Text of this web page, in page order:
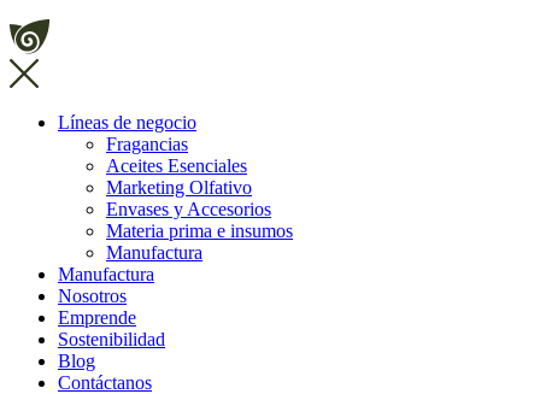
Líneas de negocio
Fragancias
Aceites Esenciales
Marketing Olfativo
Envases y Accesorios
Materia prima e insumos
Manufactura
Manufactura
Nosotros
Emprende
Sostenibilidad
Blog
Contáctanos